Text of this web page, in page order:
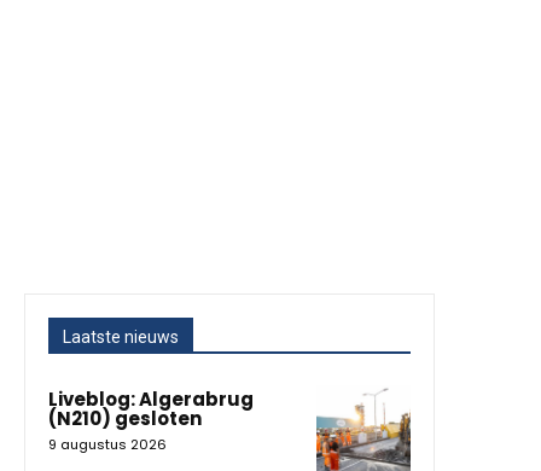
Laatste nieuws
Liveblog: Algerabrug
(N210) gesloten
9 augustus 2026